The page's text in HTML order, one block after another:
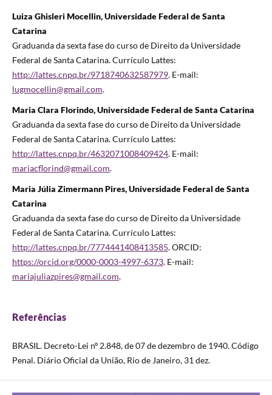
Luiza Ghisleri Mocellin, Universidade Federal de Santa
Catarina
Graduanda da sexta fase do curso de Direito da Universidade
Federal de Santa Catarina. Currículo Lattes:
http://lattes.cnpq.br/9718740632587979. E-mail:
lugmocellin@gmail.com.
Maria Clara Florindo, Universidade Federal de Santa Catarina
Graduanda da sexta fase do curso de Direito da Universidade
Federal de Santa Catarina. Currículo Lattes:
http://lattes.cnpq.br/4632071008409424. E-mail:
mariacflorind@gmail.com.
Maria Júlia Zimermann Pires, Universidade Federal de Santa
Catarina
Graduanda da sexta fase do curso de Direito da Universidade
Federal de Santa Catarina. Currículo Lattes:
http://lattes.cnpq.br/7774441408413585. ORCID:
https://orcid.org/0000-0003-4997-6373. E-mail:
mariajuliazpires@gmail.com.
Referências
BRASIL. Decreto-Lei nº 2.848, de 07 de dezembro de 1940. Código
Penal. Diário Oficial da União, Rio de Janeiro, 31 dez.